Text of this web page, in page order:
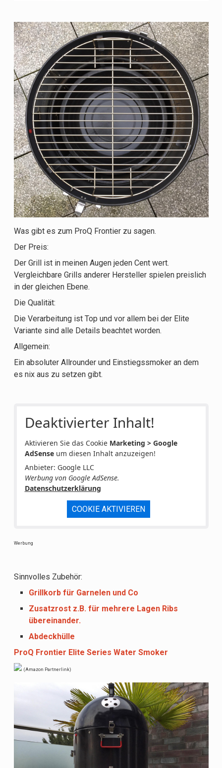
Was gibt es zum ProQ Frontier zu sagen.
Der Preis:
Der Grill ist in meinen Augen jeden Cent wert.
Vergleichbare Grills anderer Hersteller spielen preislich
in der gleichen Ebene.
Die Qualität:
Die Verarbeitung ist Top und vor allem bei der Elite
Variante sind alle Details beachtet worden.
Allgemein:
Ein absoluter Allrounder und Einstiegssmoker an dem
es nix aus zu setzen gibt.
Deaktivierter Inhalt!
Aktivieren Sie das Cookie Marketing > Google
AdSenseum diesen Inhalt anzuzeigen!
Anbieter: Google LLC
Werbung von Google AdSense.
Datenschutzerklärung
COOKIE AKTIVIEREN
Werbung
Sinnvolles Zubehör:
Grillkorb für Garnelen und Co
Zusatzrost z.B. für mehrere Lagen Ribs
übereinander.
Abdeckhülle
ProQ Frontier Elite Series Water Smoker
(Amazon Partnerlink)